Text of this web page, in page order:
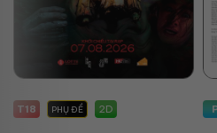
P PHỤ ĐỀ 2D